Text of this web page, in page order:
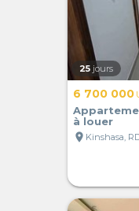
25 jours
6 700 000
à louer
location_on Kinshasa,